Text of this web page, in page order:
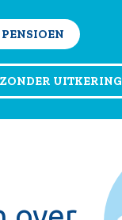
UITKERING